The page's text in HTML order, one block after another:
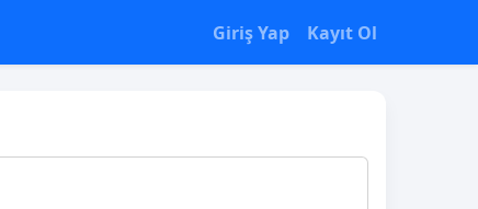
Giriş Yap Kayıt Ol